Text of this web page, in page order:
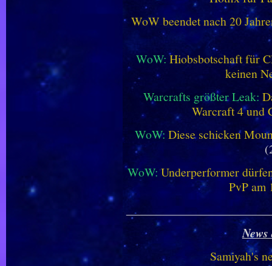
WoW beendet nach 20
WoW: Hiobsbotschaft für
keinen
Warcrafts größter Leak:
Warcraft 4 und
WoW: Diese schicken
WoW: Underperformer
PvP am
Samiyah's